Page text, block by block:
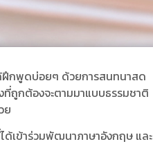
ฝึกพูดบ่อยๆ ด้วยการสนทนาสด
ที่ถูกต้องจะตามมาแบบธรรมชาติ
ย
ด้เข้าร่วมพัฒนาภาษาอังกฤษ และ